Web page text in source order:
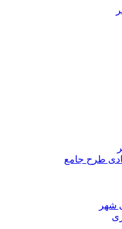
طرح جامع